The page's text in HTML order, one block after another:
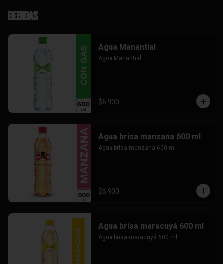
Bebidas
Agua Manantial
Agua Manantial
$6.900
Agua brisa manzana 600 ml
Agua brisa manzana 600 ml
$6.900
Agua brisa maracuyá 600 ml
Agua brisa maracuyá 600 ml